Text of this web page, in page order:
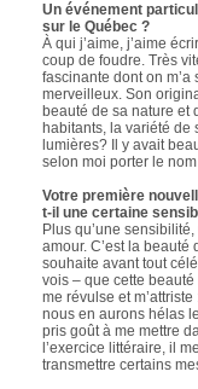
Un événement
sur le Québec ?
À qui j’aime, j’aime
coup de foudre. Très
fascinante dont on m’a
merveilleux. Son
beauté de sa nature et
habitants, la variété de
lumières? Il y avait
selon moi porter le
Votre première
t-il une certaine
Plus qu’une
amour. C’est la
souhaite avant tout
vois – que cette
me révulse et
nous en aurons hélas
pris goût à me mettre
l’exercice littéraire, il
transmettre certains